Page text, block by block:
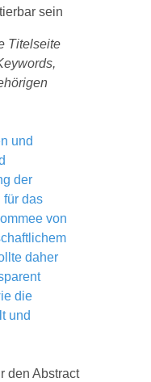
sein
Titelseite
und
der
für das
von
daher
die
und
den Abstract